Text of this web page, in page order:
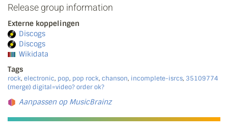
Release group information
Externe koppelingen
Discogs
Discogs
Wikidata
Tags
rock, electronic, pop, pop rock, chanson, incomplete-isrcs, 35109774
(merge) digital=video? order ok?
Aanpassen op MusicBrainz